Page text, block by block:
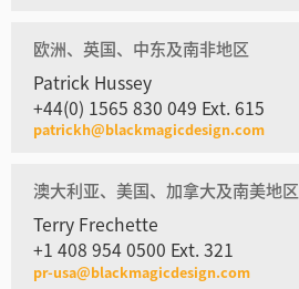
欧洲、英国、中东及南非地区
Patrick Hussey
+44(0) 1565 830 049 Ext. 615
patrickh@blackmagicdesign.com
澳大利亚、美国、加拿大及南美地区
Terry Frechette
+1 408 954 0500 Ext. 321
pr-usa@blackmagicdesign.com